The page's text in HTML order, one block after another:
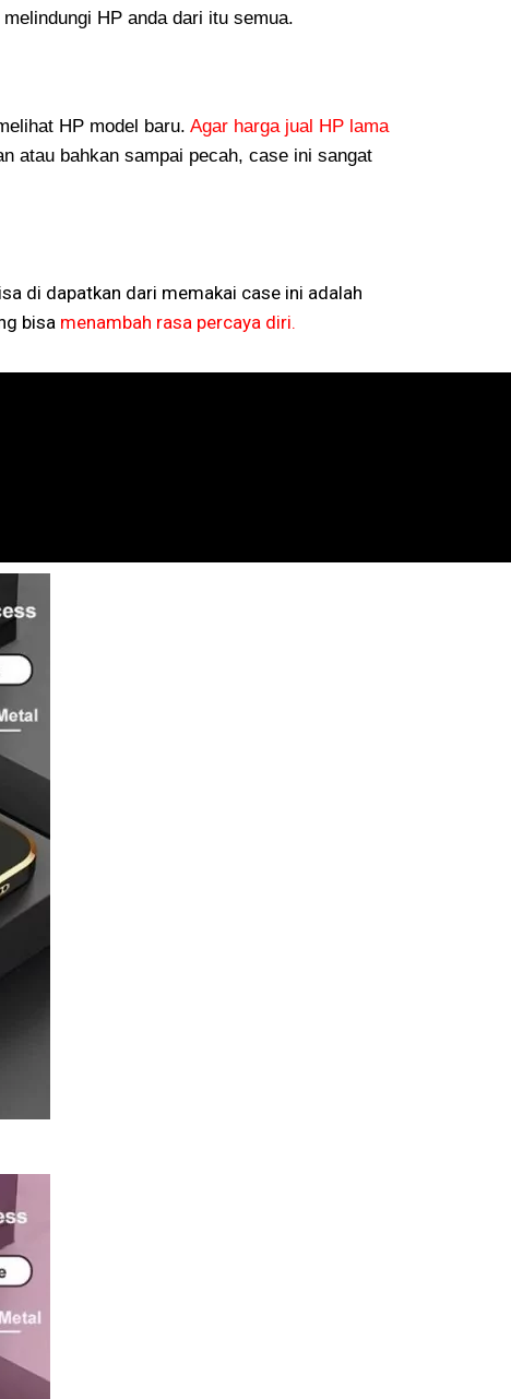
HP anda dari itu semua.
HP model baru. Agar harga jual HP lama
atau bahkan sampai pecah, case ini sangat
di dapatkan dari memakai case ini adalah
bisa menambah rasa percaya diri.